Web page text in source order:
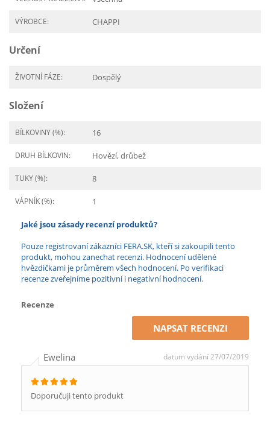
VÝROBCE: CHAPPI
Určení
ŽIVOTNÍ FÁZE: Dospělý
Složení
BÍLKOVINY (%): 16
DRUH BÍLKOVIN: Hovězí, drůbež
TUKY (%): 8
VÁPNÍK (%): 1
Jaké jsou zásady recenzí produktů?
Pouze registrovaní zákazníci FERA.SK, kteří si zakoupili tento
produkt, mohou zanechat recenzi. Hodnocení udělené
hvězdičkami je průměrem všech hodnocení. Po verifikaci
recenze zveřejníme pozitivní i negativní hodnocení.
Recenze
NAPSAT RECENZI
Ewelina datum vydání 27/07/2019
Doporučuji tento produkt